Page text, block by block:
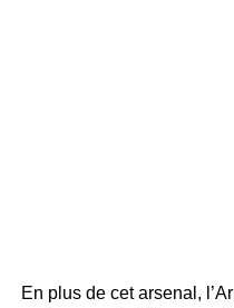
En plus de cet arsenal,